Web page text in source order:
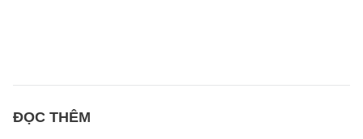
ĐỌC THÊM